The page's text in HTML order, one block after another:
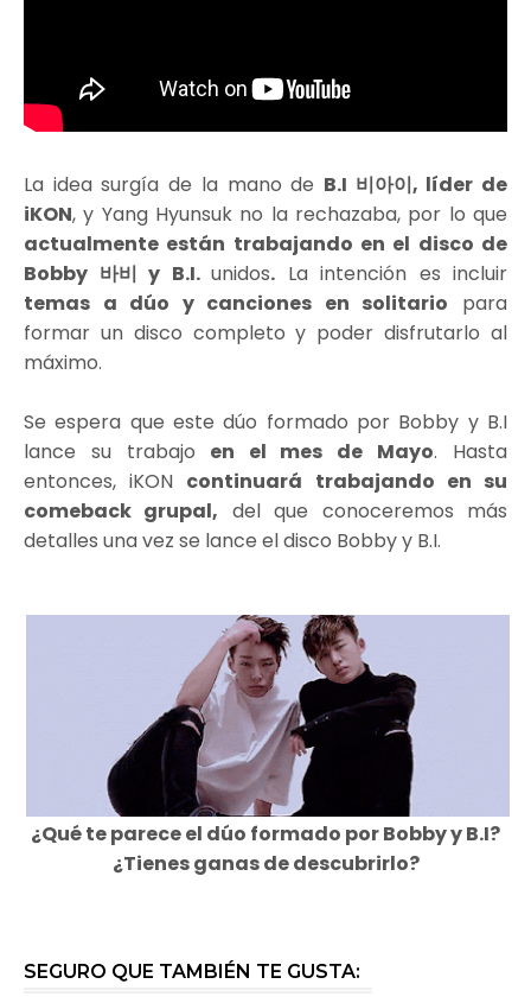
La idea surgía de la mano de B.I 비아이, líder de
iKON, y Yang Hyunsuk no la rechazaba, por lo que
actualmente están trabajando en el disco de
Bobby 바비 y B.I. unidos. La intención es incluir
temas a dúo y canciones en solitario para
formar un disco completo y poder disfrutarlo al
máximo.
Se espera que este dúo formado por Bobby y B.I
lance su trabajo en el mes de Mayo. Hasta
entonces, iKON continuará trabajando en su
comeback grupal, del que conoceremos más
detalles una vez se lance el disco Bobby y B.I.
¿Qué te parece el dúo formado por Bobby y B.I?
¿Tienes ganas de descubrirlo?
SEGURO QUE TAMBIÉN TE GUSTA: